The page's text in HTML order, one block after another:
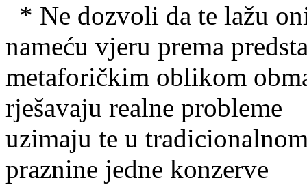
* Ne dozvoli da te lažu
nameću vjeru prema
metaforičkim oblikom
rješavaju realne probleme
uzimaju te u
praznine jedne konzerve